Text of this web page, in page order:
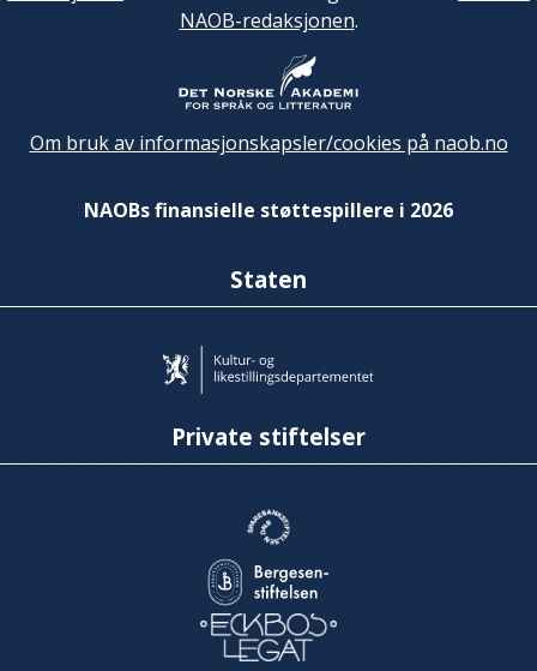
NAOB-redaksjonen.
Om bruk av informasjonskapsler/cookies på naob.no
NAOBs finansielle støttespillere i 2026
Staten
Private stiftelser